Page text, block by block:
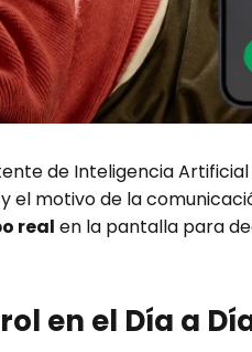
de Inteligencia
el motivo de la
real en la pantalla para
en el Día a